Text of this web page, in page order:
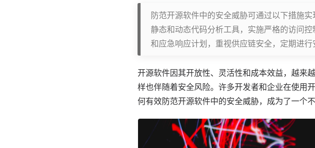
防范开源软件中的安全威胁可通过以下措施
静态和动态代码分析工具，实施严格的访问
和应急响应计划，重视供应链安全，定期进
开源软件因其开放性、灵活性和成本效益，越来
样也伴随着安全风险。许多开发者和企业在使用
何有效防范开源软件中的安全威胁，成为了一个